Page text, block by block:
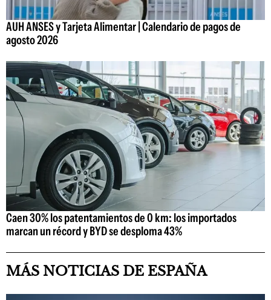
AUH ANSES y Tarjeta Alimentar | Calendario de pagos de
agosto 2026
Caen 30% los patentamientos de 0 km: los importados
marcan un récord y BYD se desploma 43%
MÁS NOTICIAS DE ESPAÑA